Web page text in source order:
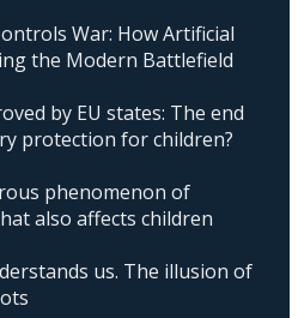
War: How Artificial
the Modern Battlefield
by EU states: The end
protection for children?
phenomenon of
also affects children
us. The illusion of